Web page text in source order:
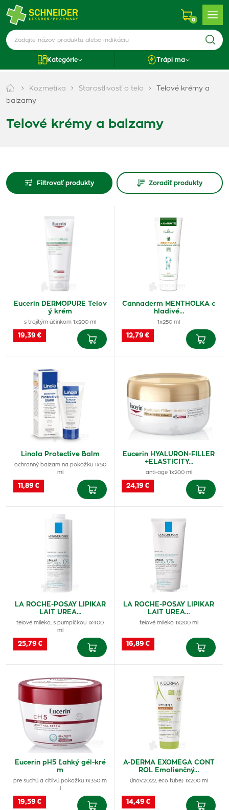
0
Kategórie Trápi ma
Kozmetika Starostlivosť o telo
Telové krémy a
balzamy
Telové krémy a balzamy
Filtrovať produkty Zoradiť produkty
Eucerin DERMOPURE Telov
ý krém
s trojitým účinkom 1x200 ml
19,39 €
Cannaderm MENTHOLKA c
hladivé…
1x250 ml
12,79 €
Linola Protective Balm
ochranný balzam na pokožku 1x50
ml
11,89 €
Eucerin HYALURON-FILLER
+ELASTICITY…
anti-age 1x200 ml
24,19 €
LA ROCHE-POSAY LIPIKAR
LAIT UREA…
telové mlieko, s pumpičkou 1x400
ml
25,79 €
LA ROCHE-POSAY LIPIKAR
LAIT UREA…
telové mlieko 1x200 ml
16,89 €
Eucerin pH5 Ľahký gél-kré
m
pre suchú a citlivú pokožku 1x350 m
19,59 €
A-DERMA EXOMEGA CONT
ROL Emolienčný…
(inov.2022, eco tube) 1x200 ml
14,49 €